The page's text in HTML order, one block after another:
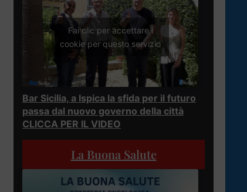
Fai clic per accettare i
cookie per questo servizio
Bar Sicilia, a Ispica la sfida per il futuro
passa dal nuovo governo della città
CLICCA PER IL VIDEO
La Buona Salute